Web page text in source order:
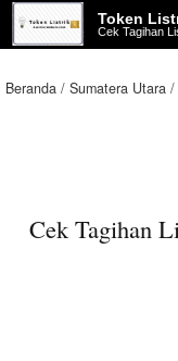
Token
Cek Tagihan
Beranda Sumatera Utara
Cek Tagihan